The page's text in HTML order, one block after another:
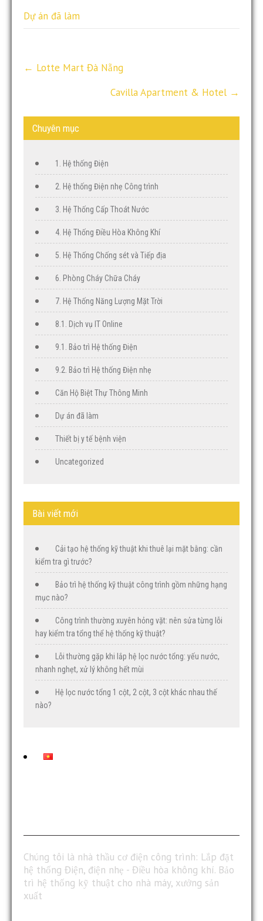
Dự án đã làm
o
n
v
← Lotte Mart Đà Nẵng
Cavilla Apartment & Hotel →
Chuyên mục
1. Hệ thống Điện
2. Hệ thống Điện nhẹ Công trình
3. Hệ Thống Cấp Thoát Nước
4. Hệ Thống Điều Hòa Không Khí
5. Hệ Thống Chống sét và Tiếp địa
6. Phòng Cháy Chữa Cháy
7. Hệ Thống Năng Lượng Mặt Trời
8.1. Dịch vụ IT Online
9.1. Bảo trì Hệ thống Điện
9.2. Bảo trì Hệ thống Điện nhẹ
Căn Hộ Biệt Thự Thông Minh
Dự án đã làm
Thiết bị y tế bệnh viện
Uncategorized
Bài viết mới
Cải tạo hệ thống kỹ thuật khi thuê lại mặt bằng: cần
kiểm tra gì trước?
Bảo trì hệ thống kỹ thuật công trình gồm những hạng
mục nào?
Công trình thường xuyên hỏng vặt: nên sửa từng lỗi
hay kiểm tra tổng thể hệ thống kỹ thuật?
Lỗi thường gặp khi lắp hệ lọc nước tổng: yếu nước,
nhanh nghẹt, xử lý không hết mùi
Hệ lọc nước tổng 1 cột, 2 cột, 3 cột khác nhau thế
nào?
Chúng tôi là nhà thầu cơ điện công trình: Lắp đặt
hệ thống Điện, điện nhẹ - Điều hòa không khí. Bảo
trì hệ thống kỹ thuật cho nhà máy, xưởng sản
xuất